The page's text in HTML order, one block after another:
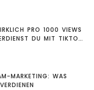
PRO 1000 VIEWS
DU MIT TIKTOK
MARKETING: WAS